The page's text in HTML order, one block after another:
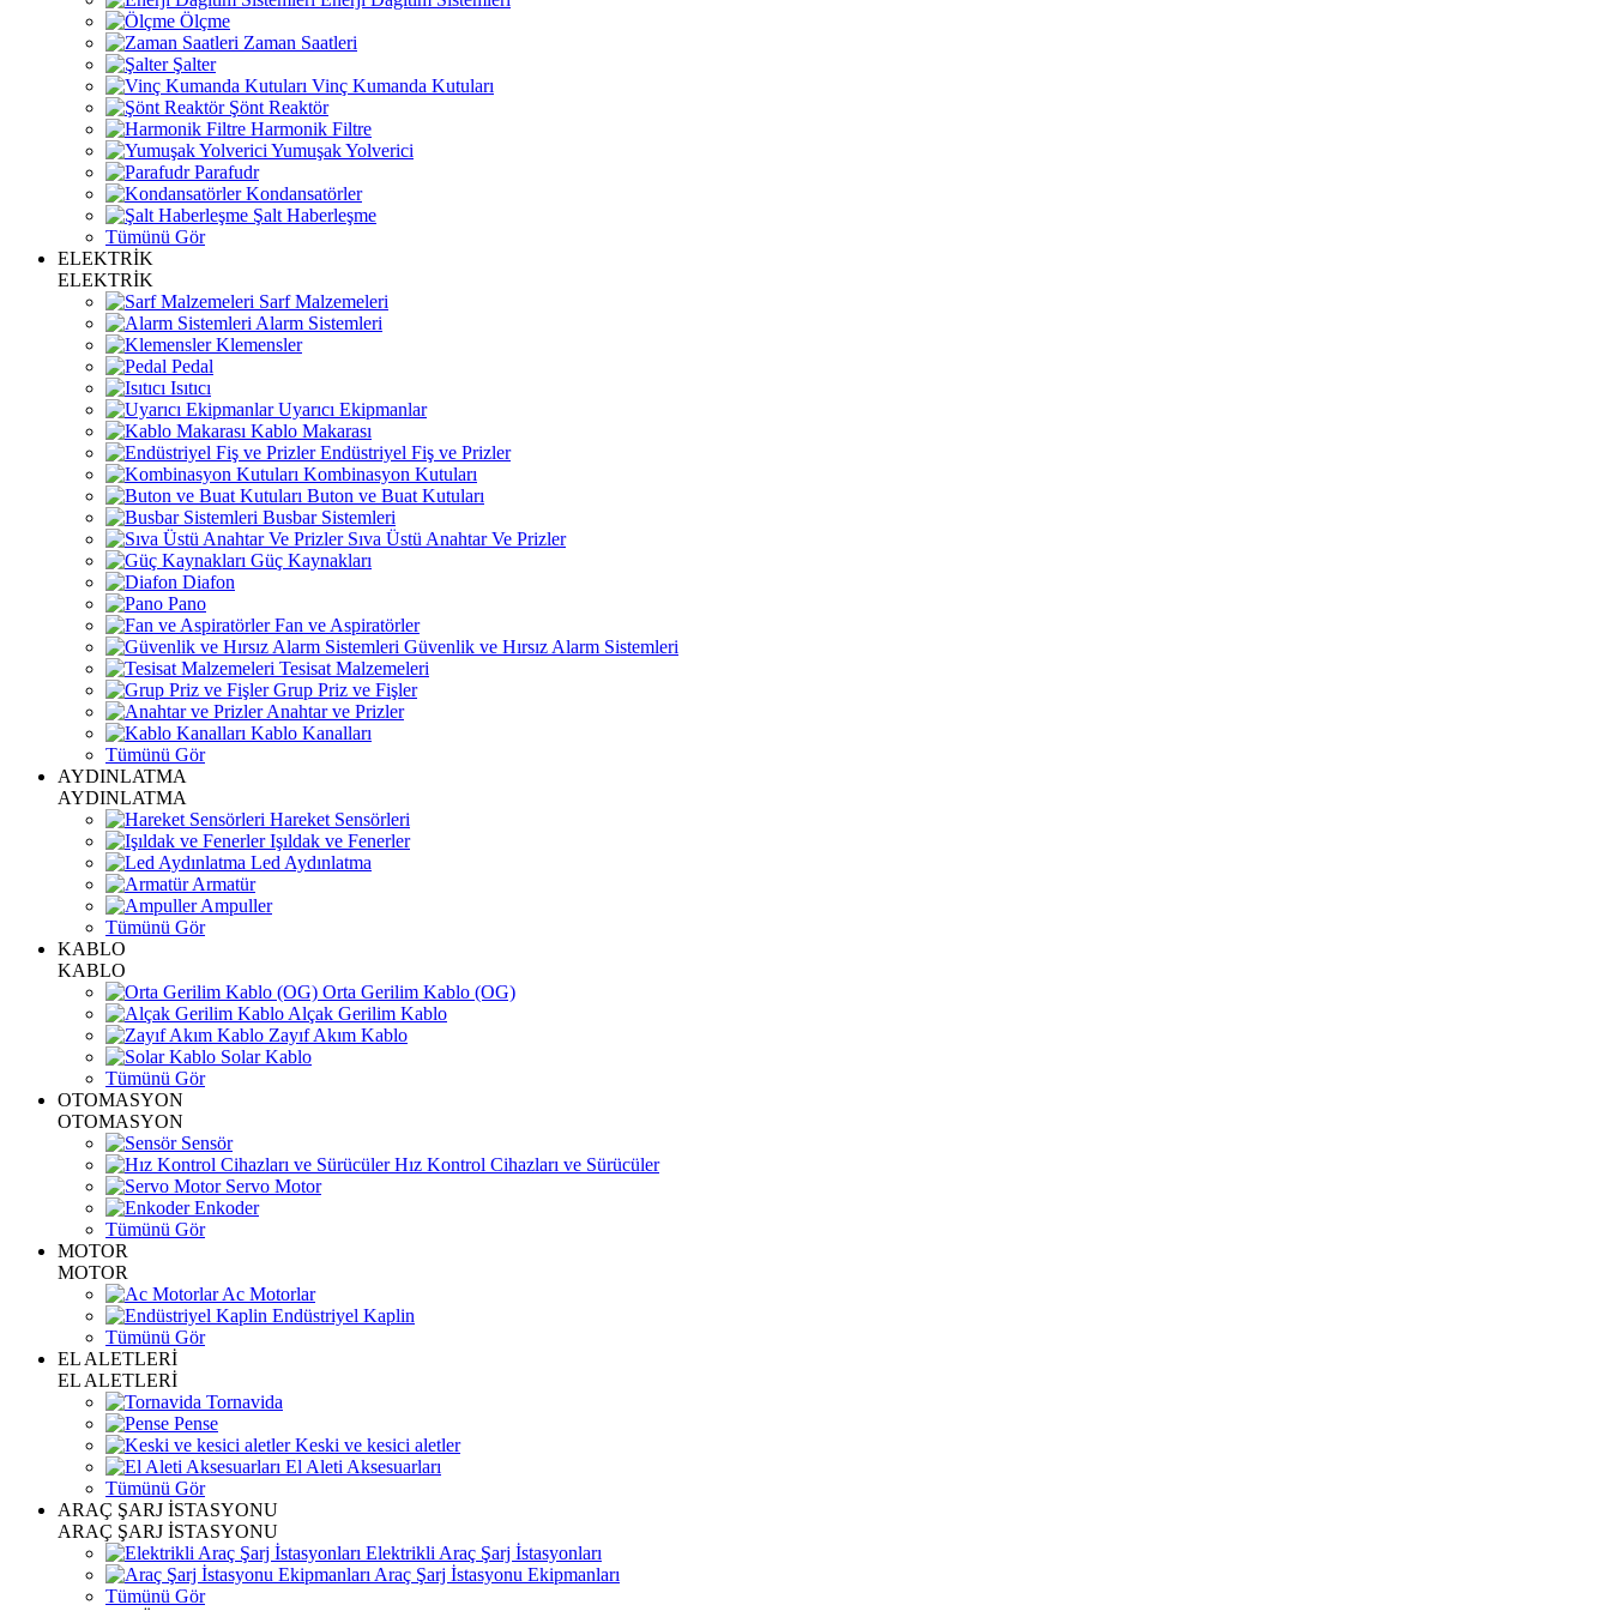
Ölçme
Zaman Saatleri
Şalter
Vinç Kumanda Kutuları
Şönt Reaktör
Harmonik Filtre
Yumuşak Yolverici
Parafudr
Kondansatörler
Şalt Haberleşme
Tümünü Gör
ELEKTRİK
ELEKTRİK
Sarf Malzemeleri
Alarm Sistemleri
Klemensler
Pedal
Isıtıcı
Uyarıcı Ekipmanlar
Kablo Makarası
Endüstriyel Fiş ve Prizler
Kombinasyon Kutuları
Buton ve Buat Kutuları
Busbar Sistemleri
Sıva Üstü Anahtar Ve Prizler
Güç Kaynakları
Diafon
Pano
Fan ve Aspiratörler
Güvenlik ve Hırsız Alarm Sistemleri
Tesisat Malzemeleri
Grup Priz ve Fişler
Anahtar ve Prizler
Kablo Kanalları
Tümünü Gör
AYDINLATMA
AYDINLATMA
Hareket Sensörleri
Işıldak ve Fenerler
Led Aydınlatma
Armatür
Ampuller
Tümünü Gör
KABLO
KABLO
Orta Gerilim Kablo (OG)
Alçak Gerilim Kablo
Zayıf Akım Kablo
Solar Kablo
Tümünü Gör
OTOMASYON
OTOMASYON
Sensör
Hız Kontrol Cihazları ve Sürücüler
Servo Motor
Enkoder
Tümünü Gör
MOTOR
MOTOR
Ac Motorlar
Endüstriyel Kaplin
Tümünü Gör
EL ALETLERİ
EL ALETLERİ
Tornavida
Pense
Keski ve kesici aletler
El Aleti Aksesuarları
Tümünü Gör
ARAÇ ŞARJ İSTASYONU
ARAÇ ŞARJ İSTASYONU
Elektrikli Araç Şarj İstasyonları
Araç Şarj İstasyonu Ekipmanları
Tümünü Gör